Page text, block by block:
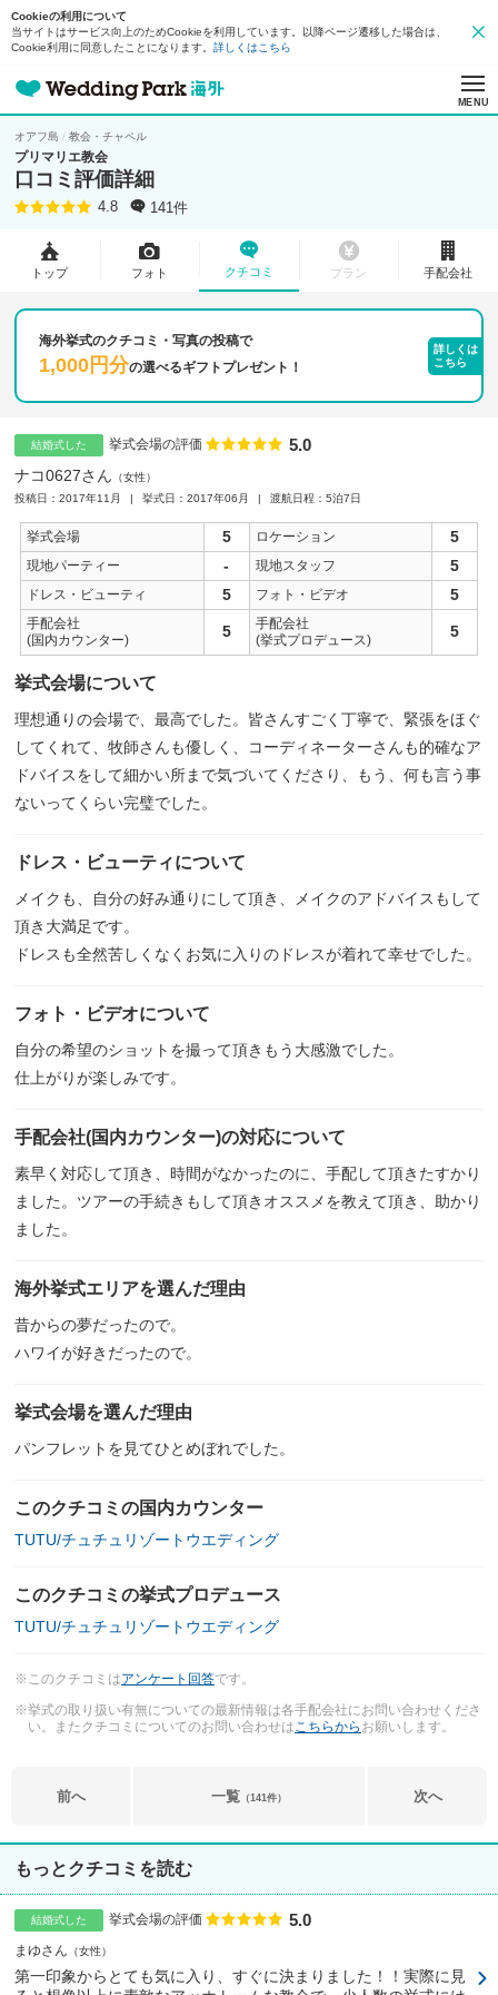
Cookieの利用について
当サイトはサービス向上のためCookieを利用しています。以降ページ遷移した場合は、
Cookie利用に同意したことになります。 詳しくはこちら
MENU
オアフ島 教会・チャペル
プリマリエ教会
口コミ評価詳細
4.8 141件
トップ フォト クチコミ プラン 手配会社
海外挙式のクチコミ・写真の投稿で
1,000円分の選べるギフトプレゼント！
詳しくは
こちら
結婚式した 挙式会場の評価 点数
5.0
ナコ0627さん
女性
投稿日：2017年11月
挙式日：2017年06月 渡航日程：5泊7日
挙式会場 5 ロケーション 5
現地パーティー - 現地スタッフ 5
ドレス・ビューティ 5 フォト・ビデオ 5
手配会社
(国内カウンター)
5
手配会社
(挙式プロデュース)
5
挙式会場について
理想通りの会場で、最高でした。皆さんすごく丁寧で、緊張をほぐ
してくれて、牧師さんも優しく、コーディネーターさんも的確なア
ドバイスをして細かい所まで気づいてくださり、もう、何も言う事
ないってくらい完璧でした。
ドレス・ビューティについて
メイクも、自分の好み通りにして頂き、メイクのアドバイスもして
頂き大満足です。
ドレスも全然苦しくなくお気に入りのドレスが着れて幸せでした。
フォト・ビデオについて
自分の希望のショットを撮って頂きもう大感激でした。
仕上がりが楽しみです。
手配会社(国内カウンター)の対応について
素早く対応して頂き、時間がなかったのに、手配して頂きたすかり
ました。ツアーの手続きもして頂きオススメを教えて頂き、助かり
ました。
海外挙式エリアを選んだ理由
昔からの夢だったので。
ハワイが好きだったので。
挙式会場を選んだ理由
パンフレットを見てひとめぼれでした。
このクチコミの国内カウンター
TUTU/チュチュリゾートウエディング
このクチコミの挙式プロデュース
TUTU/チュチュリゾートウエディング
※このクチコミはアンケート回答です。
※挙式の取り扱い有無についての最新情報は各手配会社にお問い合わせくださ
い。またクチコミについてのお問い合わせはこちらから お願いします。
前へ 一覧 （141件） 次へ
もっとクチコミを読む
結婚式した 挙式会場の評価 点数
5.0
まゆさん 女性
第一印象からとても気に入り、すぐに決まりました！！実際に見